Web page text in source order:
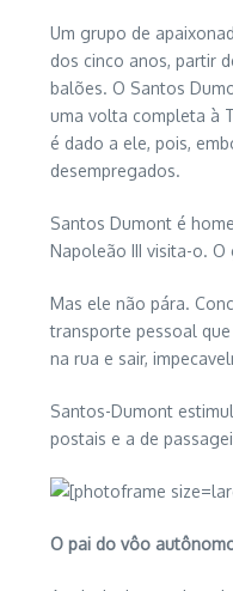
Um grupo de
dos cinco anos, partir
balões. O Santos
uma volta completa à
é dado a ele, pois,
desempregados.
Santos Dumont é
Napoleão III visita-o.
Mas ele não pára.
transporte pessoal
na rua e sair,
Santos-Dumont
postais e a de
O pai do vôo